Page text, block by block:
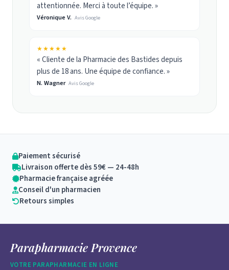
attentionnée. Merci à toute l’équipe. »
Véronique V. Avis Google
★★★★★
« Cliente de la Pharmacie des Bastides depuis
plus de 18 ans. Une équipe de confiance. »
N. Wagner Avis Google
Paiement sécurisé
Livraison offerte dès 59€ — 24-48h
Pharmacie française agréée
Conseil d'un pharmacien
Retours simples
Parapharmacie Provence
VOTRE PARAPHARMACIE EN LIGNE